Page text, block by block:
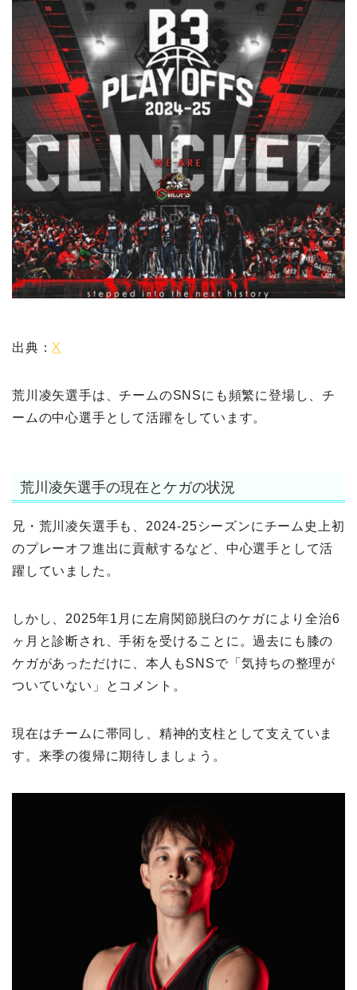
出典： X
荒川凌矢選手は、チームのSNSにも頻繁に登場し、チ
ームの中心選手として活躍をしています。
荒川凌矢選手の現在とケガの状況
兄・荒川凌矢選手も、2024-25シーズンにチーム史上初
のプレーオフ進出に貢献するなど、中心選手として活
躍していました。
しかし、2025年1月に左肩関節脱臼のケガにより全治6
ヶ月と診断され、手術を受けることに。過去にも膝の
ケガがあっただけに、本人もSNSで「気持ちの整理が
ついていない」とコメント。
現在はチームに帯同し、精神的支柱として支えていま
す。来季の復帰に期待しましょう。